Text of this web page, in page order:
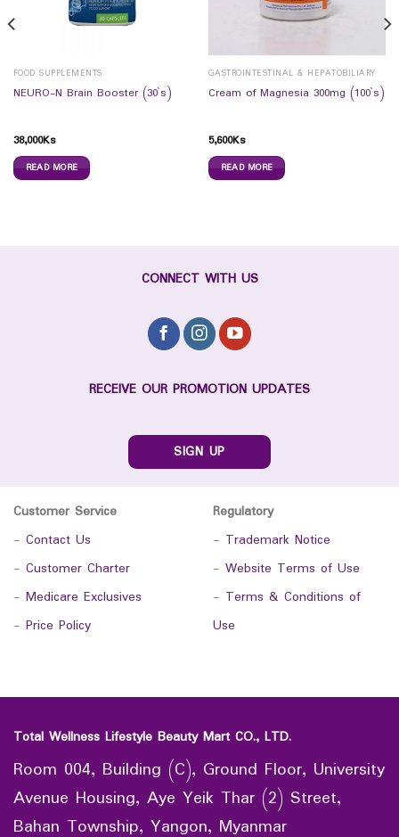
FOOD SUPPLEMENTS
NEURO-N Brain Booster (30`s)
38,000Ks
READ MORE
GASTROINTESTINAL & HEPATOBILIARY
Cream of Magnesia 300mg (100`s)
5,600Ks
READ MORE
CONNECT WITH US
RECEIVE OUR PROMOTION UPDATES
SIGN UP
Customer Service
- Contact Us
- Customer Charter
- Medicare Exclusives
- Price Policy
Regulatory
- Trademark Notice
- Website Terms of Use
- Terms & Conditions of
Use
Total Wellness Lifestyle Beauty Mart CO., LTD.
Room 004, Building (C), Ground Floor, University
Avenue Housing, Aye Yeik Thar (2) Street,
Bahan Township, Yangon, Myanmar